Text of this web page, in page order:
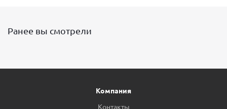
Ранее вы смотрели
Компания
Контакты